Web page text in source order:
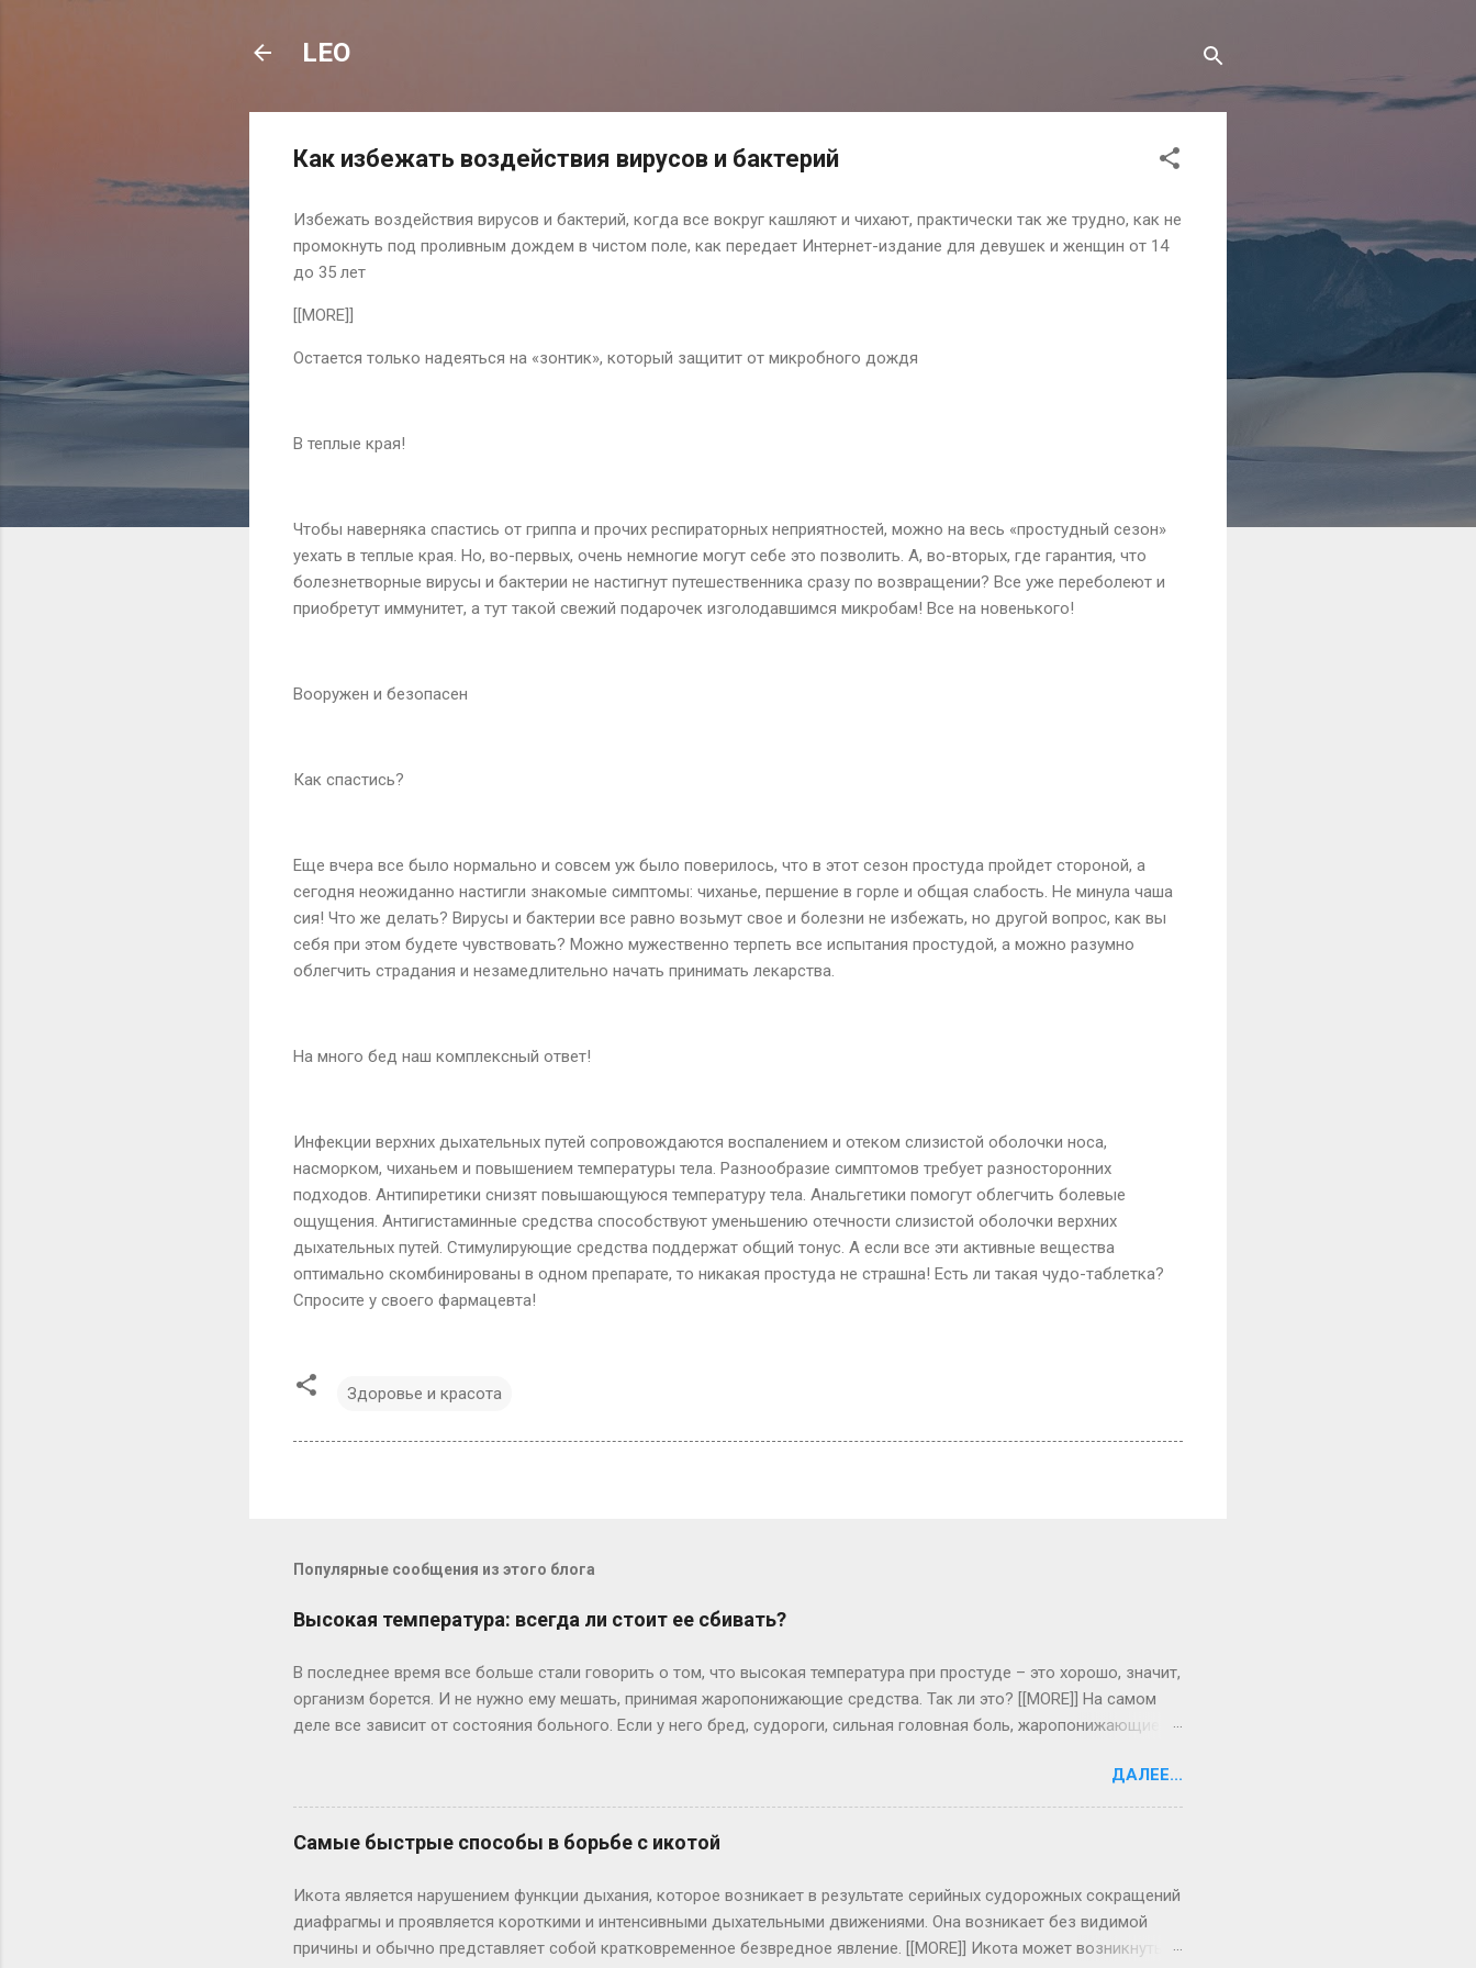
LEO
Как избежать воздействия вирусов и бактерий
Избежать воздействия вирусов и бактерий, когда все вокруг кашляют и чихают, практически так же трудно, как не
промокнуть под проливным дождем в чистом поле, как передает Интернет-издание для девушек и женщин от 14
до 35 лет
[[MORE]]
Остается только надеяться на «зонтик», который защитит от микробного дождя
В теплые края!
Чтобы наверняка спастись от гриппа и прочих респираторных неприятностей, можно на весь «простудный сезон»
уехать в теплые края. Но, во-первых, очень немногие могут себе это позволить. А, во-вторых, где гарантия, что
болезнетворные вирусы и бактерии не настигнут путешественника сразу по возвращении? Все уже переболеют и
приобретут иммунитет, а тут такой свежий подарочек изголодавшимся микробам! Все на новенького!
Вооружен и безопасен
Как спастись?
Еще вчера все было нормально и совсем уж было поверилось, что в этот сезон простуда пройдет стороной, а
сегодня неожиданно настигли знакомые симптомы: чиханье, першение в горле и общая слабость. Не минула чаша
сия! Что же делать? Вирусы и бактерии все равно возьмут свое и болезни не избежать, но другой вопрос, как вы
себя при этом будете чувствовать? Можно мужественно терпеть все испытания простудой, а можно разумно
облегчить страдания и незамедлительно начать принимать лекарства.
На много бед наш комплексный ответ!
Инфекции верхних дыхательных путей сопровождаются воспалением и отеком слизистой оболочки носа,
насморком, чиханьем и повышением температуры тела. Разнообразие симптомов требует разносторонних
подходов. Антипиретики снизят повышающуюся температуру тела. Анальгетики помогут облегчить болевые
ощущения. Антигистаминные средства способствуют уменьшению отечности слизистой оболочки верхних
дыхательных путей. Стимулирующие средства поддержат общий тонус. А если все эти активные вещества
оптимально скомбинированы в одном препарате, то никакая простуда не страшна! Есть ли такая чудо-таблетка?
Спросите у своего фармацевта!
Здоровье и красота
Популярные сообщения из этого блога
Высокая температура: всегда ли стоит ее сбивать?
В последнее время все больше стали говорить о том, что высокая температура при простуде – это хорошо, значит,
организм борется. И не нужно ему мешать, принимая жаропонижающие средства. Так ли это? [[MORE]] На самом
деле все зависит от состояния больного. Если у него бред, судороги, сильная головная боль, жаропонижающие
инфекцию резким подъемом температуры, другие, у которых, как правило, низкий иммунитет, могут долго болеть
вообще без температуры. И это хуже: значит, организм не “включил” свою иммунную систему для борьбы с
инфекцией. При температуре выше 39 градусов все же лучше выпить жаропонижающие препараты, положить на
лоб (на пять-десять минут) полотенце, смоченное холодной водой – это снизит головную боль. Если болен
лекарство от температуры следует принять лишь при ново...
ДАЛЕЕ...
Самые быстрые способы в борьбе с икотой
Икота является нарушением функции дыхания, которое возникает в результате серийных судорожных сокращений
диафрагмы и проявляется короткими и интенсивными дыхательными движениями. Она возникает без видимой
причины и обычно представляет собой кратковременное безвредное явление. [[MORE]] Икота может возникнуть